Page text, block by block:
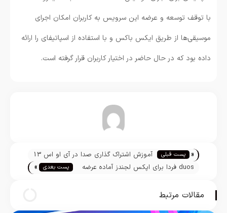
با توقف توسعه و عرضه این سرویس به کاربران امکان اجرای
موسیقی‌ها از طریق ایکس باکس و با استفاده از اسپاتیفای را ارائه
داده بود که در حال حاضر در اختیار کاربران قرار گرفته است.
تیم تحریریه « پست قبلی
آموزش اشتراک گذاری صدا در آی او اس 13
duos فردا برای اپکس لجندز آماده عرضه
پست بعدی »
مقالات مرتبط